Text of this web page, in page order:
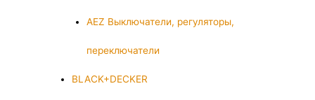
AEZ Выключатели, регуляторы,
переключатели
BLACK+DECKER